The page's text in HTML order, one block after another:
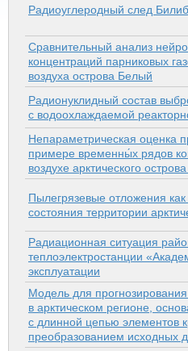
Радиоуглеродный след
Сравнительный анализ
концентраций парниковых
воздуха острова Белый
Радионуклидный состав
с водоохлаждаемой
Непараметрическая оценка
примере временны́х рядов
воздухе арк­тического
Пылегрязевые отложения как
состояния территории
Радиационная ситуация
теплоэлектростанции
эксплуатации
Модель для
в арк­тическом регионе,
с длинной цепью элементов
преобразованием исходных